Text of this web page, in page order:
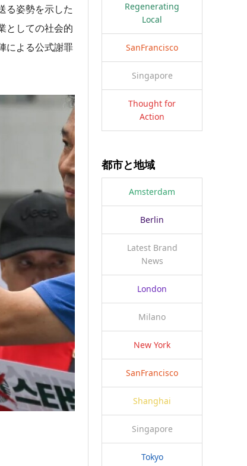
る姿勢を示した
としての社会的
による公式謝罪
Regenerating
Local
SanFrancisco
Singapore
Thought for
Action
都市と地域
Amsterdam
Berlin
Latest Brand
News
London
Milano
New York
SanFrancisco
Shanghai
Singapore
Tokyo